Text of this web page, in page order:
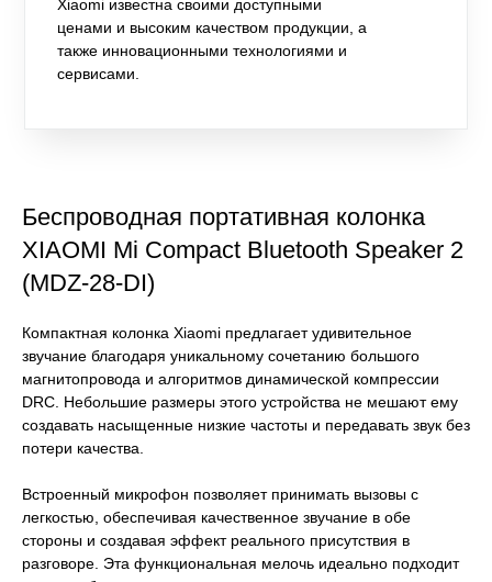
Xiaomi известна своими доступными
ценами и высоким качеством продукции, а
также инновационными технологиями и
сервисами.
Беспроводная портативная колонка
XIAOMI Mi Compact Bluetooth Speaker 2
(MDZ-28-DI)
Компактная колонка Xiaomi предлагает удивительное
звучание благодаря уникальному сочетанию большого
магнитопровода и алгоритмов динамической компрессии
DRC. Небольшие размеры этого устройства не мешают ему
создавать насыщенные низкие частоты и передавать звук без
потери качества.
Встроенный микрофон позволяет принимать вызовы с
легкостью, обеспечивая качественное звучание в обе
стороны и создавая эффект реального присутствия в
разговоре. Эта функциональная мелочь идеально подходит